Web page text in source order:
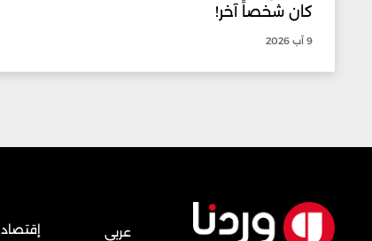
كان شخصاً آخر!
9 آب 2026
عربي
إقتصاد